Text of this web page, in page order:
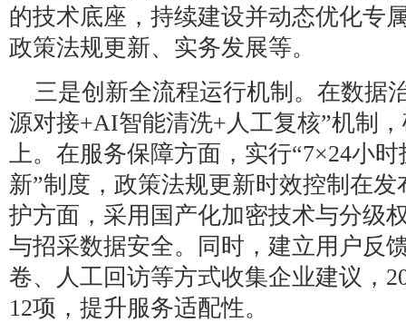
的技术底座，持续建设并动态优化专
政策法规更新、实务发展等。
三是创新全流程运行机制。在数据
源对接+AI智能清洗+人工复核”机制
上。在服务保障方面，实行“7×24小
新”制度，政策法规更新时效控制在
护方面，采用国产化加密技术与分级
与招采数据安全。同时，建立用户反
卷、人工回访等方式收集企业建议，
12项，提升服务适配性。